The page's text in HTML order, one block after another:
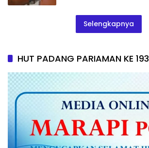
Selengkapnya
HUT PADANG PARIAMAN KE 193